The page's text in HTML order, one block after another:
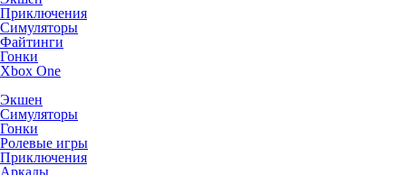
Приключения
Симуляторы
Файтинги
Гонки
Xbox One
Экшен
Симуляторы
Гонки
Ролевые игры
Приключения
Аркады